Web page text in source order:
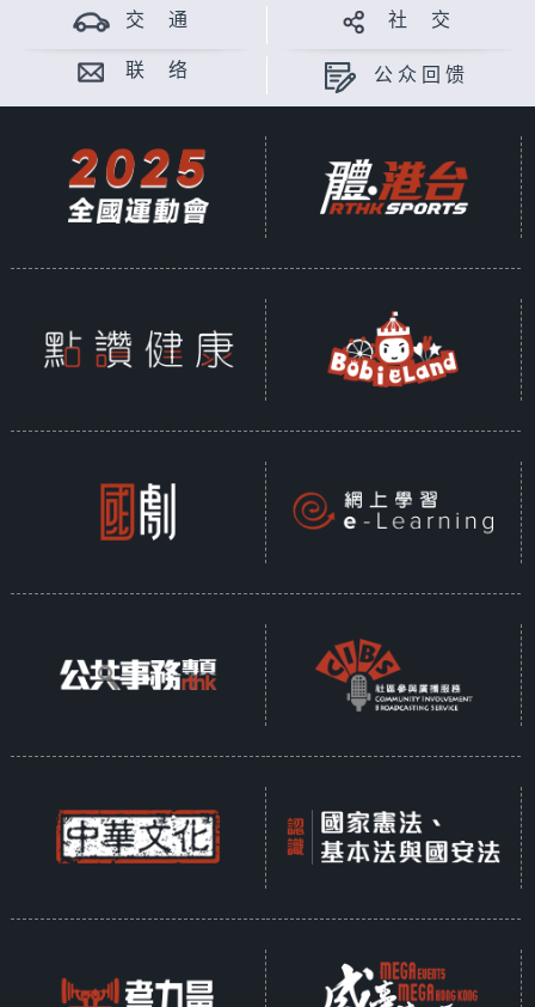
交 通 社 交
联 络 公众回馈